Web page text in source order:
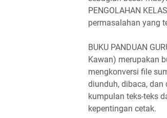
PENGOLAHAN
permasalahan yang
BUKU PANDUAN
Kawan) merupakan
mengkonversi file
diunduh, dibaca, dan
kumpulan teks-teks
kepentingan cetak.